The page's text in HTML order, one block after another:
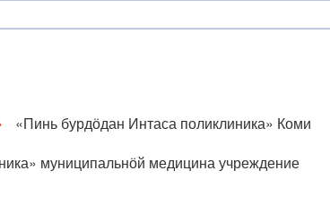
«Пинь бурдӧдан Интаса поликлиника» Коми
муниципальнӧй медицина учреждение